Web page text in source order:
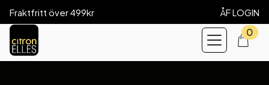
Fraktfritt över 499kr ÅF LOGIN
0